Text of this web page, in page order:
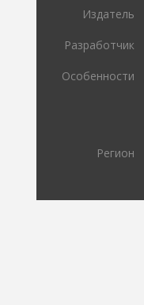
Издатель
Разработчик
Особенности
Регион